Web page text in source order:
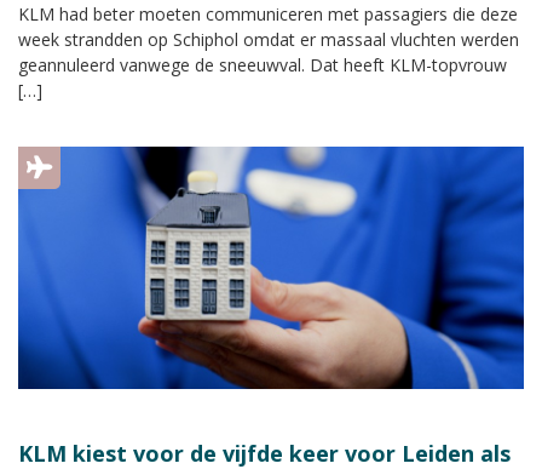
KLM had beter moeten communiceren met passagiers die deze
week strandden op Schiphol omdat er massaal vluchten werden
geannuleerd vanwege de sneeuwval. Dat heeft KLM-topvrouw
[…]
KLM kiest voor de vijfde keer voor Leiden als